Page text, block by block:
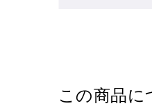
この商品に